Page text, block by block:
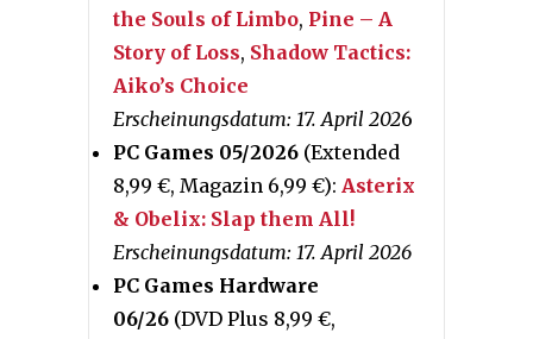
the Souls of Limbo, Pine – A
Story of Loss, Shadow Tactics:
Aiko’s Choice
Erscheinungsdatum: 17. April 2026
PC Games 05/2026 (Extended
8,99 €, Magazin 6,99 €): Asterix
& Obelix: Slap them All!
Erscheinungsdatum: 17. April 2026
PC Games Hardware
06/26 (DVD Plus 8,99 €,